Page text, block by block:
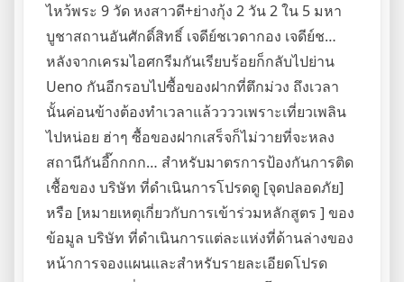
ไหว้พระ 9 วัด หงสาวดี+ย่างกุ้ง 2 วัน 2 ใน 5 มหา
บูชาสถานอันศักดิ์สิทธิ์ เจดีย์ชเวดากอง เจดีย์ช…
หลังจากเครมไอศกรีมกันเรียบร้อยก็กลับไปย่าน
Ueno กันอีกรอบไปซื้อของฝากที่ตึกม่วง ถึงเวลา
นั้นค่อนข้างต้องทำเวลาแล้ววววเพราะเที่ยวเพลิน
ไปหน่อย ฮ่าๆ ซื้อของฝากเสร็จก็ไม่วายที่จะหลง
สถานีกันอี๊กกกก… สำหรับมาตรการป้องกันการติด
เชื้อของ บริษัท ที่ดำเนินการโปรดดู [จุดปลอดภัย]
หรือ [หมายเหตุเกี่ยวกับการเข้าร่วมหลักสูตร ] ของ
ข้อมูล บริษัท ที่ดำเนินการแต่ละแห่งที่ด้านล่างของ
หน้าการจองแผนและสำหรับรายละเอียดโปรด